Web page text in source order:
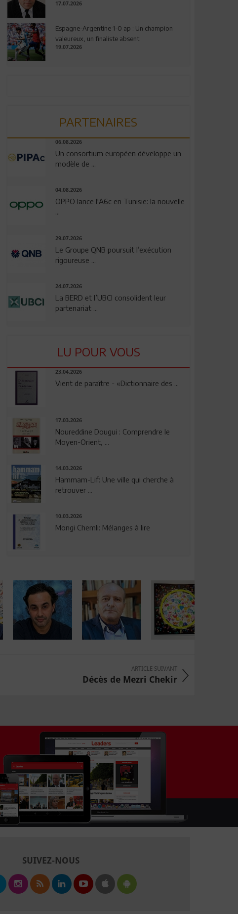
17.07.2026
Espagne-Argentine 1-0 ap : Un champion
valeureux, un finaliste absent
19.07.2026
PARTENAIRES
06.08.2026
Un consortium européen développe un
modèle de ...
04.08.2026
OPPO lance l'A6c en Tunisie: la nouvelle
...
29.07.2026
Le Groupe QNB poursuit l’exécution
rigoureuse ...
24.07.2026
La BERD et l’UBCI consolident leur
partenariat ...
LU POUR VOUS
23.04.2026
Vient de paraître - «Dictionnaire des ...
17.03.2026
Noureddine Dougui : Comprendre le
Moyen-Orient, ...
14.03.2026
Hammam-Lif: Une ville qui cherche à
retrouver ...
10.03.2026
Mongi Chemli: Mélanges à lire
ARTICLE SUIVANT
Décès de Mezri Chekir
SUIVEZ-NOUS